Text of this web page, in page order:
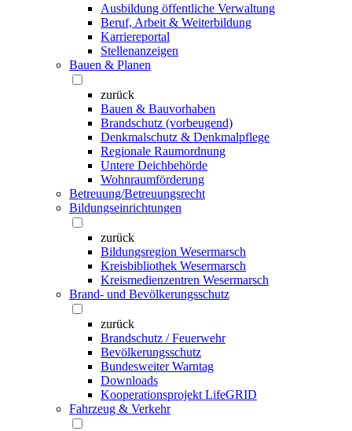
Ausbildung öffentliche Verwaltung
Beruf, Arbeit & Weiterbildung
Karriereportal
Stellenanzeigen
Bauen & Planen
zurück
Bauen & Bauvorhaben
Brandschutz (vorbeugend)
Denkmalschutz & Denkmalpflege
Regionale Raumordnung
Untere Deichbehörde
Wohnraumförderung
Betreuung/Betreuungsrecht
Bildungseinrichtungen
zurück
Bildungsregion Wesermarsch
Kreisbibliothek Wesermarsch
Kreismedienzentren Wesermarsch
Brand- und Bevölkerungsschutz
zurück
Brandschutz / Feuerwehr
Bevölkerungsschutz
Bundesweiter Warntag
Downloads
Kooperationsprojekt LifeGRID
Fahrzeug & Verkehr